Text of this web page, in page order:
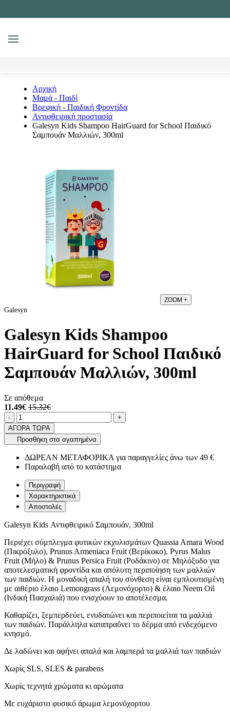
MENU
Αρχική
Μαμά - Παιδί
Βρεφική - Παιδική Φροντίδα
Αντιφθειρική προστασία
Galesyn Kids Shampoo HairGuard for School Παιδικό
Σαμπουάν Μαλλιών, 300ml
ZOOM +
Galesyn
Galesyn Kids Shampoo
HairGuard for School Παιδικό
Σαμπουάν Μαλλιών, 300ml
Σε απόθεμα
11.49€ 15.32€
Ποσότητα
-product.increase.quantity +
ΑΓΟΡΑ ΤΩΡΑ
Προσθήκη στα αγαπημένα
ΔΩΡΕΑΝ ΜΕΤΑΦΟΡΙΚΑ για παραγγελίες άνω των 49 €
Παραλαβή από το κατάστημα
Περιγραφή
Χαρακτηριστικά
Αποστολές
Galesyn Kids Αντιφθειρικό Σαμπουάν, 300ml
Περιέχει σύμπλεγμα φυτικών εκχυλισμάτων Quassia Amara Wood
(Πικρόξυλο), Prunus Armeniaca Fruit (Βερίκοκο), Pyrus Malus
Fruit (Μήλο) & Prunus Persica Fruit (Ροδάκινο) σε Μηλόξυδο για
αποτελεσματική φροντίδα και απόλυτη περιποίηση των μαλλιών
των παιδιών. Η μοναδική απαλή του σύνθεση είναι εμπλουτισμένη
με αιθέριο έλαιο Lemongrass (Λεμονόχορτο) & έλαιο Neem Oil
(Ινδική Πασχαλιά) που ενισχύουν το αποτέλεσμα.
Καθαρίζει, ξεμπερδεύει, ενυδατώνει και περιποιείται τα μαλλιά
των παιδιών. Παράλληλα καταπραΰνει το δέρμα από ενδεχόμενο
κνησμό.
Δε λαδώνει και αφήνει απαλά και λαμπερά τα μαλλιά των παιδιών
Χωρίς SLS, SLES & parabens
Χωρίς τεχνητά χρώματα κι αρώματα
Με ευχάριστο φυσικό άρωμα λεμονόχορτου